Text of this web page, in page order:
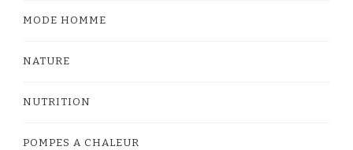
MODE HOMME
NATURE
NUTRITION
POMPES A CHALEUR